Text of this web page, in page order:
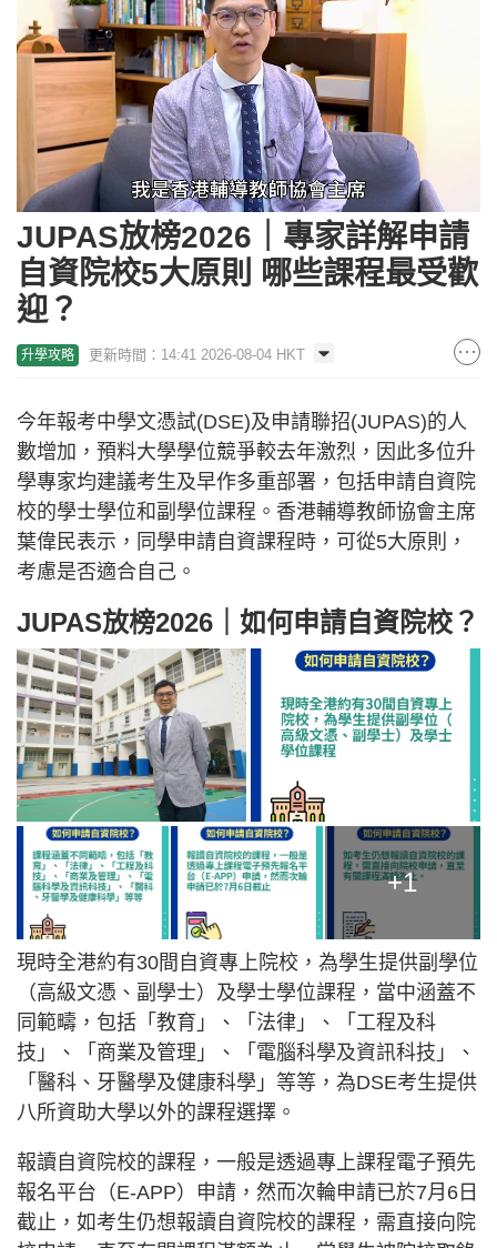
Loaded:
29.94%
JUPAS放榜2026｜專家詳解申請
自資院校5大原則 哪些課程最受歡
迎？
升學攻略 更新時間：14:41 2026-08-04 HKT
今年報考中學文憑試(DSE)及申請聯招(JUPAS)的人
數增加，預料大學學位競爭較去年激烈，因此多位升
學專家均建議考生及早作多重部署，包括申請自資院
校的學士學位和副學位課程。香港輔導教師協會主席
葉偉民表示，同學申請自資課程時，可從5大原則，
考慮是否適合自己。
JUPAS放榜2026｜如何申請自資院校？
+1
現時全港約有30間自資專上院校，為學生提供副學位
（高級文憑、副學士）及學士學位課程，當中涵蓋不
同範疇，包括「教育」、「法律」、「工程及科
技」、「商業及管理」、「電腦科學及資訊科技」、
「醫科、牙醫學及健康科學」等等，為DSE考生提供
八所資助大學以外的課程選擇。
報讀自資院校的課程，一般是透過專上課程電子預先
報名平台（E-APP）申請，然而次輪申請已於7月6日
截止，如考生仍想報讀自資院校的課程，需直接向院